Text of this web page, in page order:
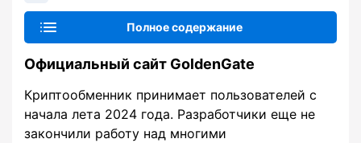
Полное содержание
Официальный сайт GoldenGate
Криптообменник принимает пользователей с
начала лета 2024 года. Разработчики еще не
закончили работу над многими